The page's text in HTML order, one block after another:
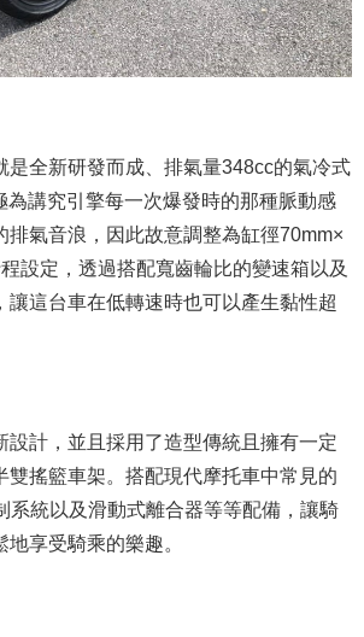
是全新研發而成、排氣量348cc的氣冷式
為講究引擎每一次爆發時的那種脈動感
排氣音浪，因此故意調整為缸徑70mm×
設定，透過搭配寬齒輪比的變速箱以及
讓這台車在低轉速時也可以產生黏性超
設計，並且採用了造型傳統且擁有一定
雙搖籃車架。搭配現代摩托車中常見的
系統以及滑動式離合器等等配備，讓騎
享受騎乘的樂趣。